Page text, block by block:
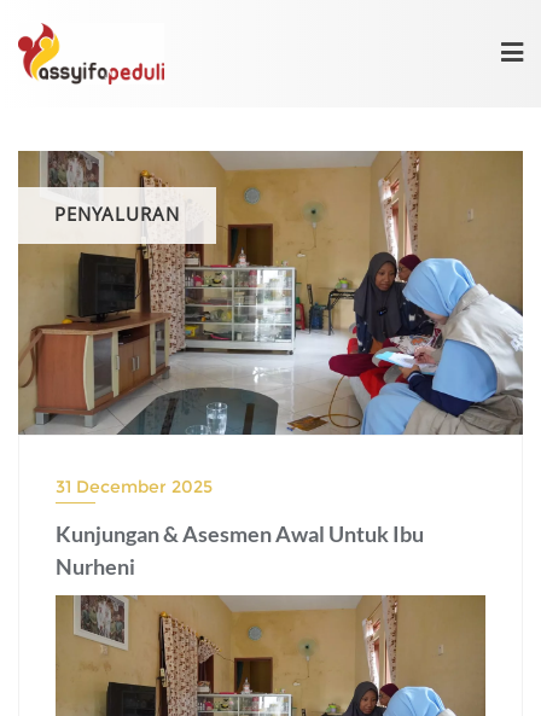
content
PENYALURAN
31 December 2025
Kunjungan & Asesmen Awal Untuk Ibu
Nurheni